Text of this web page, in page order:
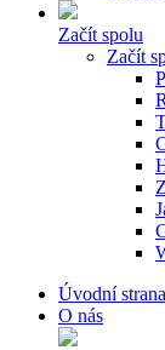
Začít spolu
Začít
Úvodní strana
O nás